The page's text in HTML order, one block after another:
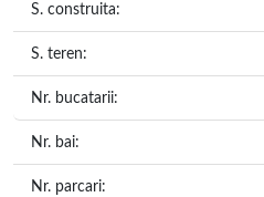
S. construita:
S. teren:
Nr. bucatarii:
Nr. bai:
Nr. parcari: